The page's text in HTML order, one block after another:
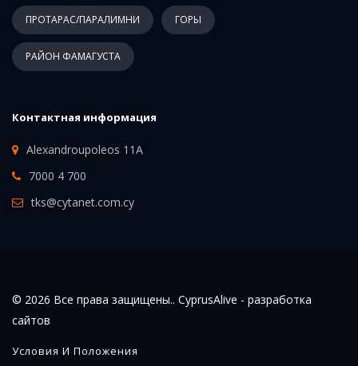
ПРОТАРАС/ПАРАЛИМНИ ГОРЫ
РАЙОН ФАМАГУСТА
Контактная информация
Alexandroupoleos 11A
7000 4 700
tks@cytanet.com.cy
© 2026 Все права защищены.. CyprusAlive - разработка
сайтов
Условия И Положения